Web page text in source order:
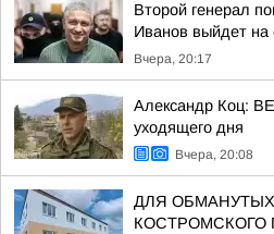
Второй генерал
Иванов выйдет на
Вчера, 20:17
Александр Коц:
уходящего дня
Вчера, 20:08
ДЛЯ
КОСТРОМСКОГО